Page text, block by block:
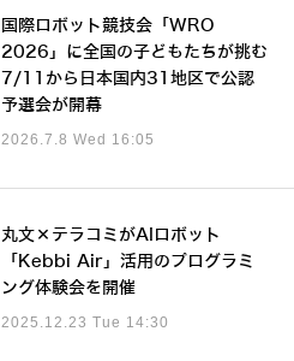
国際ロボット競技会「WRO
2026」に全国の子どもたちが挑む
7/11から日本国内31地区で公認
予選会が開幕
2026.7.8 Wed 16:05
丸文×テラコミがAIロボット
「Kebbi Air」活用のプログラミ
ング体験会を開催
2025.12.23 Tue 14:30